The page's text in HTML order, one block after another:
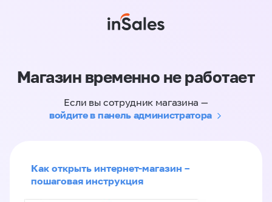
Магазин временно не работает
Если вы сотрудник магазина —
войдите в панель администратора
Как открыть интернет-магазин –
пошаговая инструкция